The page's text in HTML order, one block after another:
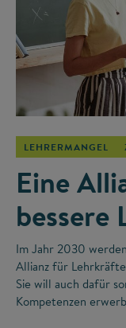
LEHRERMANGEL
Eine
bessere
Im Jahr 2030
Allianz für
Sie will auch dafür
Kompetenzen